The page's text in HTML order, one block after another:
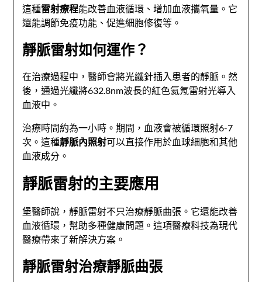
這種雷射療程能改善血液循環、增加血液攜氧量。它
還能調節免疫功能、促進細胞修復等。
靜脈雷射如何運作？
在治療過程中，醫師會將光纖針插入患者的靜脈。然
後，通過光纖將632.8nm波長的紅色氦氖雷射光導入
血液中。
治療時間約為一小時。期間，血液會被循環照射6-7
次。這種靜脈內照射可以直接作用於血球細胞和其他
血液成分。
靜脈雷射的主要應用
堡醫師說，靜脈雷射不只治療靜脈曲張。它還能改善
血液循環，幫助多種健康問題。這項醫療科技為現代
醫療帶來了新解決方案。
靜脈雷射治療靜脈曲張